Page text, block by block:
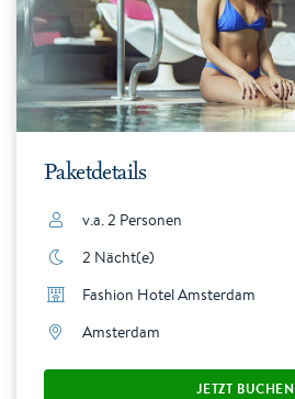
Paketdetails
v.a. 2 Personen
2 Nächt(e)
Fashion Hotel Amsterdam
Amsterdam
JETZT BUCHEN